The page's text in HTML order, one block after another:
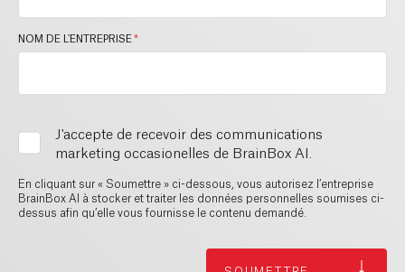
NOM DE L'ENTREPRISE*
J'accepte de recevoir des communications
marketing occasionelles de BrainBox AI.
En cliquant sur « Soumettre » ci-dessous, vous autorisez l’entreprise
BrainBox AI à stocker et traiter les données personnelles soumises ci-
dessus afin qu’elle vous fournisse le contenu demandé.